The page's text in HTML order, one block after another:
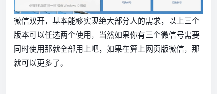
微信双开，基本能够实现绝大部分人的需求，以上三个
版本可以任选两个使用，当然如果你有三个微信号需要
同时使用那就全部用上吧，如果在算上网页版微信，那
就可以更多了。